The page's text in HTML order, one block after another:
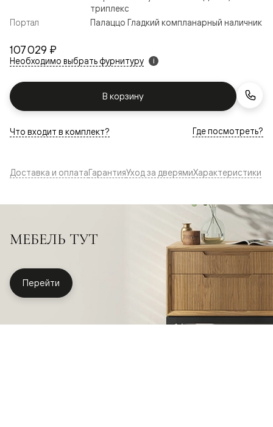
107 029 ₽
Необходимо выбрать фурнитуру i
В корзину
триплекс
Портал
Палаццо Гладкий компланарный наличник
Что входит в комплект? Где посмотреть?
Доставка и оплатаГарантияУход за дверямиХарактеристики
МЕБЕЛЬ ТУТ
Перейти